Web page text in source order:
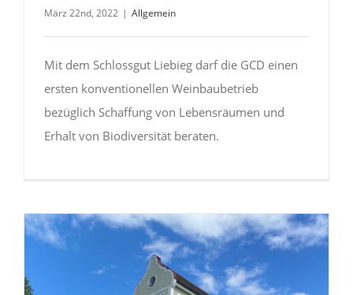
März 22nd, 2022 | Allgemein
Mit dem Schlossgut Liebieg darf die GCD einen
ersten konventionellen Weinbaubetrieb
bezüglich Schaffung von Lebensräumen und
Erhalt von Biodiversität beraten.